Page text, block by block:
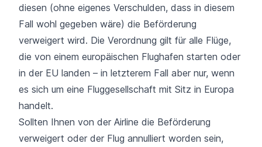
diesen (ohne eigenes Verschulden, dass in diesem
Fall wohl gegeben wäre) die Beförderung
verweigert wird. Die Verordnung gilt für alle Flüge,
die von einem europäischen Flughafen starten oder
in der EU landen – in letzterem Fall aber nur, wenn
es sich um eine Fluggesellschaft mit Sitz in Europa
handelt.
Sollten Ihnen von der Airline die Beförderung
verweigert oder der Flug annulliert worden sein,